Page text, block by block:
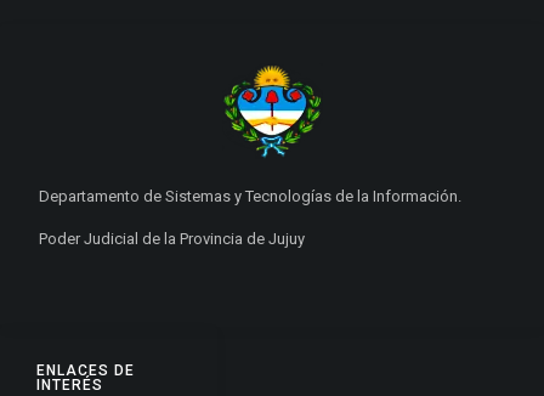
ENLACES DE
INTERÉS
Departamento de Sistemas y Tecnologías de la Información.
Poder Judicial de la Provincia de Jujuy